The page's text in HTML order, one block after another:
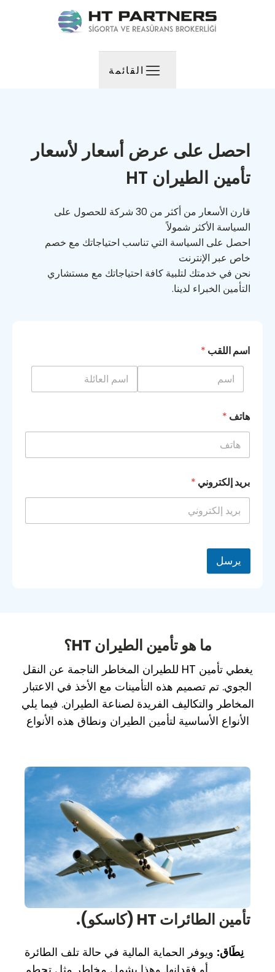
القائمة
احصل على عرض أسعار لأسعار
تأمين الطيران HT
قارن الأسعار من أكثر من 30 شركة للحصول على
السياسة الأكثر شمولاً
احصل على السياسة التي تناسب احتياجاتك مع خصم
خاص عبر الإنترنت
نحن في خدمتك لتلبية كافة احتياجاتك مع مستشاري
التأمين الخبراء لدينا.
اسم اللقب *
هاتف *
بريد إلكتروني *
يرسل
ما هو تأمين الطيران HT؟
يغطي تأمين HT للطيران المخاطر الناجمة عن النقل
الجوي. تم تصميم هذه التأمينات مع الأخذ في الاعتبار
المخاطر والتكاليف الفريدة لصناعة الطيران. فيما يلي
الأنواع الأساسية لتأمين الطيران ونطاق هذه الأنواع
تأمين الطائرات HT (كاسكو).
نِطَاق: ويوفر الحماية المالية في حالة تلف الطائرة